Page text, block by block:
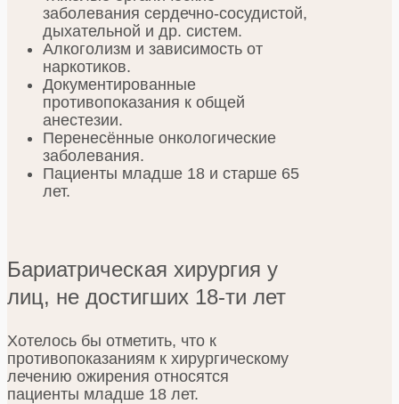
заболевания сердечно-сосудистой,
дыхательной и др. систем.
Алкоголизм и зависимость от
наркотиков.
Документированные
противопоказания к общей
анестезии.
Перенесённые онкологические
заболевания.
Пациенты младше 18 и старше 65
лет.
Бариатрическая хирургия у
лиц, не достигших 18-ти лет
Хотелось бы отметить, что к
противопоказаниям к хирургическому
лечению ожирения относятся
пациенты младше 18 лет.